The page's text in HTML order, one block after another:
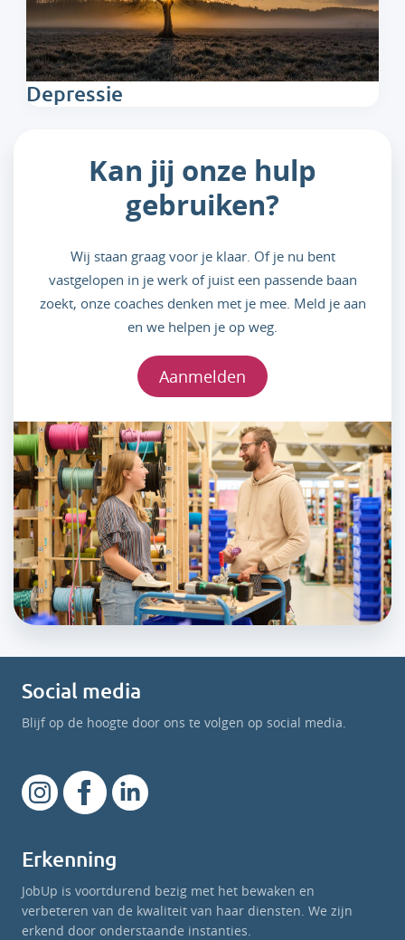
Depressie
Kan jij onze hulp
gebruiken?
Wij staan graag voor je klaar. Of je nu bent
vastgelopen in je werk of juist een passende baan
zoekt, onze coaches denken met je mee. Meld je aan
en we helpen je op weg.
Aanmelden
Social media
Blijf op de hoogte door ons te volgen op social media.
Erkenning
JobUp is voortdurend bezig met het bewaken en
verbeteren van de kwaliteit van haar diensten. We zijn
erkend door onderstaande instanties.